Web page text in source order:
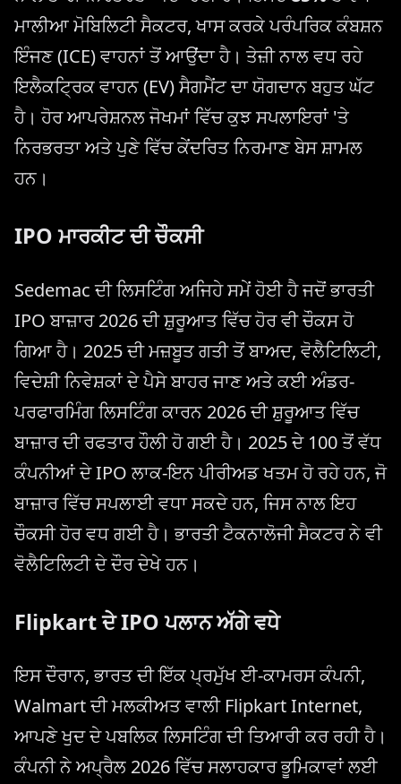
ਮਾਲੀਆ ਮੋਬਿਲਿਟੀ ਸੈਕਟਰ, ਖਾਸ ਕਰਕੇ ਪਰੰਪਰਿਕ ਕੰਬਸ਼ਨ
ਇੰਜਣ (ICE) ਵਾਹਨਾਂ ਤੋਂ ਆਉਂਦਾ ਹੈ। ਤੇਜ਼ੀ ਨਾਲ ਵਧ ਰਹੇ
ਇਲੈਕਟ੍ਰਿਕ ਵਾਹਨ (EV) ਸੈਗਮੈਂਟ ਦਾ ਯੋਗਦਾਨ ਬਹੁਤ ਘੱਟ
ਹੈ। ਹੋਰ ਆਪਰੇਸ਼ਨਲ ਜੋਖਮਾਂ ਵਿੱਚ ਕੁਝ ਸਪਲਾਇਰਾਂ 'ਤੇ
ਨਿਰਭਰਤਾ ਅਤੇ ਪੁਣੇ ਵਿੱਚ ਕੇਂਦਰਿਤ ਨਿਰਮਾਣ ਬੇਸ ਸ਼ਾਮਲ
ਹਨ।
IPO ਮਾਰਕੀਟ ਦੀ ਚੌਕਸੀ
Sedemac ਦੀ ਲਿਸਟਿੰਗ ਅਜਿਹੇ ਸਮੇਂ ਹੋਈ ਹੈ ਜਦੋਂ ਭਾਰਤੀ
IPO ਬਾਜ਼ਾਰ 2026 ਦੀ ਸ਼ੁਰੂਆਤ ਵਿੱਚ ਹੋਰ ਵੀ ਚੌਕਸ ਹੋ
ਗਿਆ ਹੈ। 2025 ਦੀ ਮਜ਼ਬੂਤ ਗਤੀ ਤੋਂ ਬਾਅਦ, ਵੋਲੈਟਿਲਿਟੀ,
ਵਿਦੇਸ਼ੀ ਨਿਵੇਸ਼ਕਾਂ ਦੇ ਪੈਸੇ ਬਾਹਰ ਜਾਣ ਅਤੇ ਕਈ ਅੰਡਰ-
ਪਰਫਾਰਮਿੰਗ ਲਿਸਟਿੰਗ ਕਾਰਨ 2026 ਦੀ ਸ਼ੁਰੂਆਤ ਵਿੱਚ
ਬਾਜ਼ਾਰ ਦੀ ਰਫਤਾਰ ਹੌਲੀ ਹੋ ਗਈ ਹੈ। 2025 ਦੇ 100 ਤੋਂ ਵੱਧ
ਕੰਪਨੀਆਂ ਦੇ IPO ਲਾਕ-ਇਨ ਪੀਰੀਅਡ ਖਤਮ ਹੋ ਰਹੇ ਹਨ, ਜੋ
ਬਾਜ਼ਾਰ ਵਿੱਚ ਸਪਲਾਈ ਵਧਾ ਸਕਦੇ ਹਨ, ਜਿਸ ਨਾਲ ਇਹ
ਚੌਕਸੀ ਹੋਰ ਵਧ ਗਈ ਹੈ। ਭਾਰਤੀ ਟੈਕਨਾਲੋਜੀ ਸੈਕਟਰ ਨੇ ਵੀ
ਵੋਲੈਟਿਲਿਟੀ ਦੇ ਦੌਰ ਦੇਖੇ ਹਨ।
Flipkart ਦੇ IPO ਪਲਾਨ ਅੱਗੇ ਵਧੇ
ਇਸ ਦੌਰਾਨ, ਭਾਰਤ ਦੀ ਇੱਕ ਪ੍ਰਮੁੱਖ ਈ-ਕਾਮਰਸ ਕੰਪਨੀ,
Walmart ਦੀ ਮਲਕੀਅਤ ਵਾਲੀ Flipkart Internet,
ਆਪਣੇ ਖੁਦ ਦੇ ਪਬਲਿਕ ਲਿਸਟਿੰਗ ਦੀ ਤਿਆਰੀ ਕਰ ਰਹੀ ਹੈ।
ਕੰਪਨੀ ਨੇ ਅਪ੍ਰੈਲ 2026 ਵਿੱਚ ਸਲਾਹਕਾਰ ਭੂਮਿਕਾਵਾਂ ਲਈ